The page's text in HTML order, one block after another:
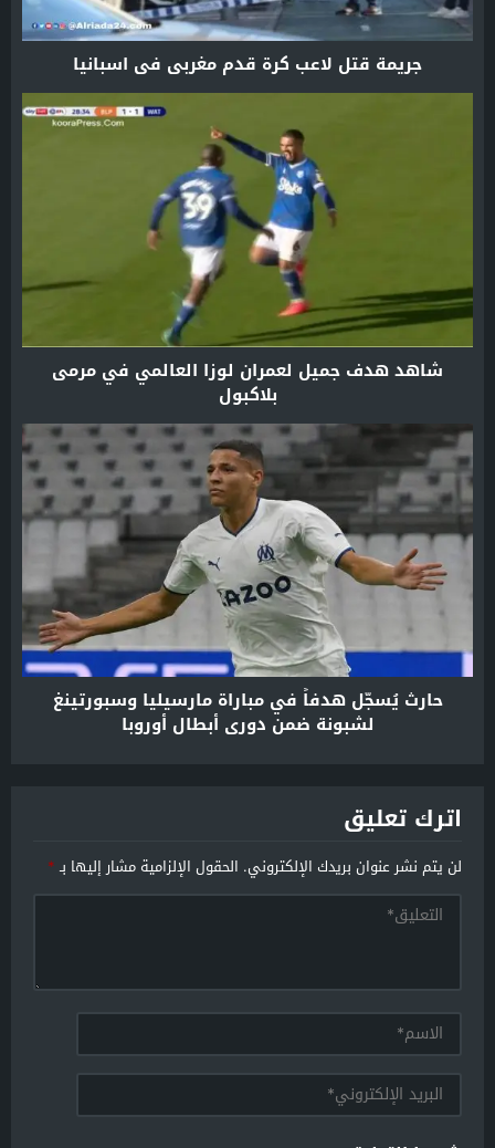
جريمة قتل لاعب كرة قدم مغربي في اسبانيا
شاهد هدف جميل لعمران لوزا العالمي في مرمى
بلاكبول
حارث يُسجّل هدفاً في مباراة مارسيليا وسبورتينغ
لشبونة ضمن دوري أبطال أوروبا
اترك تعليق
لن يتم نشر عنوان بريدك الإلكتروني. الحقول الإلزامية مشار إليها بـ*